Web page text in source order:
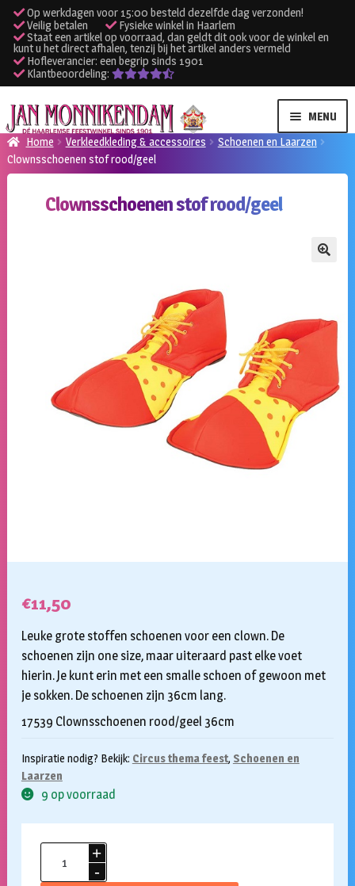
Op werkdagen voor 15:00 besteld dezelfde dag verzonden!
Veilig betalen
Fysieke winkel in Haarlem
Staat een artikel op voorraad, dan geldt dit ook voor de winkel en
kunt u het direct afhalen, tenzij bij het artikel anders vermeld
Hofleverancier: een begrip sinds 1901
Klantbeoordeling:
Ga
door
naar
navigatie
Ga
naar
de
inhoud
MENU
Verhuur kleding
Verhuur apparatuur
Home Verkleedkleding & accessoires
Schoenen en Laarzen
Clownsschoenen stof rood/geel
Clownsschoenen stof rood/geel
€11,50
Leuke grote stoffen schoenen voor een clown. De
schoenen zijn one size, maar uiteraard past elke voet
hierin. Je kunt erin met een smalle schoen of gewoon met
je sokken. De schoenen zijn 36cm lang.
17539 Clownsschoenen rood/geel 36cm
Inspiratie nodig? Bekijk: Circus thema feest, Schoenen en
Laarzen
9 op voorraad
Clownsschoenen